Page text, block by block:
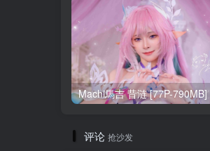
Machi馬吉 昔涟 [77P-790MB]
评论 抢沙发